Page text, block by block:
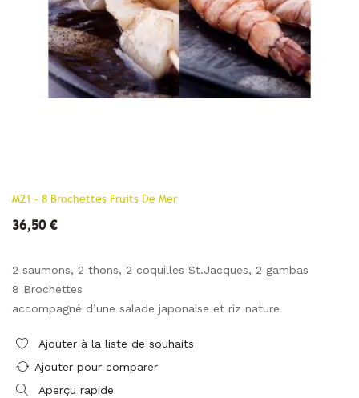
M21 - 8 Brochettes Fruits De Mer
36,50 €
2 saumons, 2 thons, 2 coquilles St.Jacques, 2 gambas
8 Brochettes
accompagné d’une salade japonaise et riz nature
Ajouter à la liste de souhaits
Ajouter pour comparer
Aperçu rapide